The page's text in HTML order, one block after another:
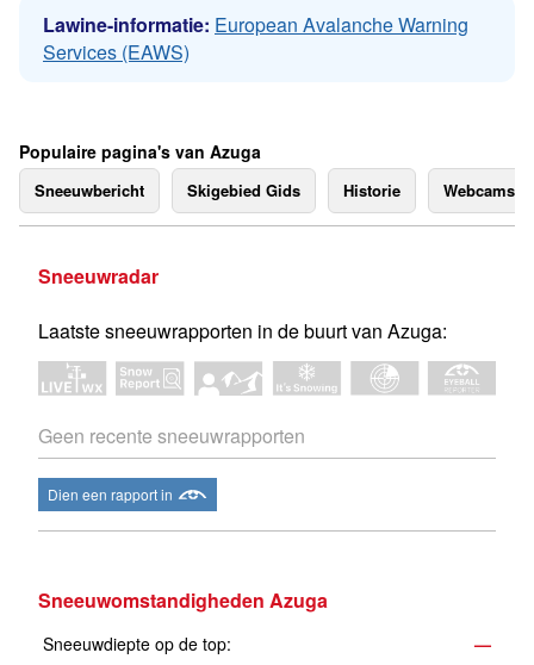
Lawine-informatie: European Avalanche Warning
Services (EAWS)
Populaire pagina's van Azuga
Sneeuwbericht Skigebied Gids Historie Webcams
Sneeuwradar
Laatste sneeuwrapporten in de buurt van Azuga:
Geen recente sneeuwrapporten
Dien een rapport in
Sneeuwomstandigheden Azuga
Sneeuwdiepte op de top:
—